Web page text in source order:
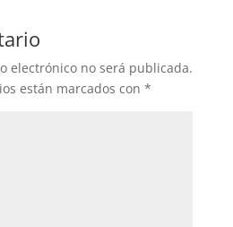
electrónico no será publicada.
están marcados con *